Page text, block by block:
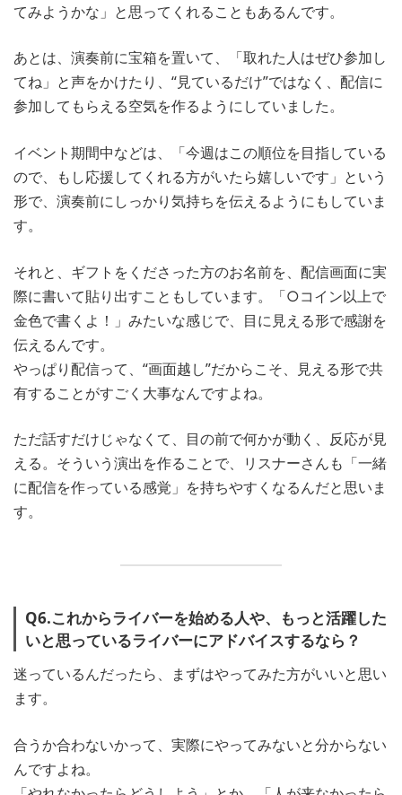
てみようかな」と思ってくれることもあるんです。
あとは、演奏前に宝箱を置いて、「取れた人はぜひ参加し
てね」と声をかけたり、“見ているだけ”ではなく、配信に
参加してもらえる空気を作るようにしていました。
イベント期間中などは、「今週はこの順位を目指している
ので、もし応援してくれる方がいたら嬉しいです」という
形で、演奏前にしっかり気持ちを伝えるようにもしていま
す。
それと、ギフトをくださった方のお名前を、配信画面に実
際に書いて貼り出すこともしています。「○コイン以上で
金色で書くよ！」みたいな感じで、目に見える形で感謝を
伝えるんです。
やっぱり配信って、“画面越し”だからこそ、見える形で共
有することがすごく大事なんですよね。
ただ話すだけじゃなくて、目の前で何かが動く、反応が見
える。そういう演出を作ることで、リスナーさんも「一緒
に配信を作っている感覚」を持ちやすくなるんだと思いま
す。
Q6.これからライバーを始める人や、もっと活躍した
いと思っているライバーにアドバイスするなら？
迷っているんだったら、まずはやってみた方がいいと思い
ます。
合うか合わないかって、実際にやってみないと分からない
んですよね。